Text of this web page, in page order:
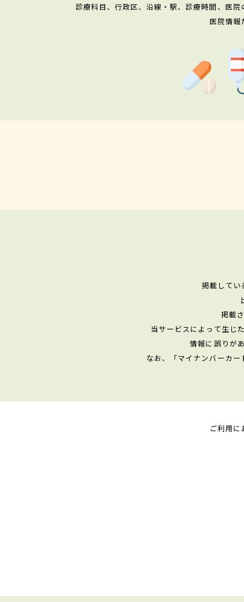
診療科目、行政区、沿線・駅、診療時間、医
医院情報
掲載してい
掲載
当サービスによって生じ
情報に誤りが
なお、「マイナンバーカー
ご利用に